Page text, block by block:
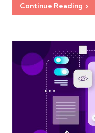
Continue Reading